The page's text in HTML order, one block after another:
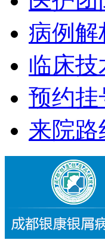
病例解
临床技
预约挂
来院路